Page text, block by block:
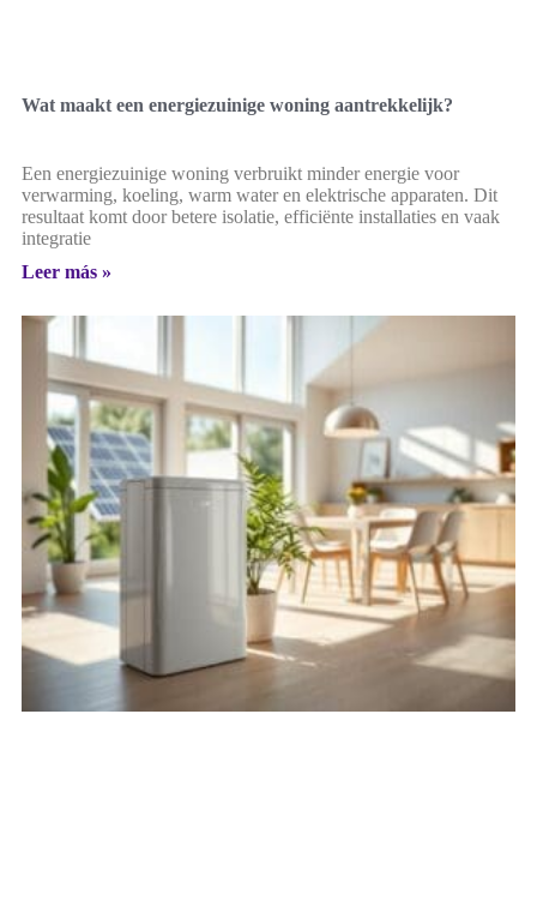
Wat maakt een energiezuinige woning aantrekkelijk?
Een energiezuinige woning verbruikt minder energie voor
verwarming, koeling, warm water en elektrische apparaten. Dit
resultaat komt door betere isolatie, efficiënte installaties en vaak
integratie
Leer más »